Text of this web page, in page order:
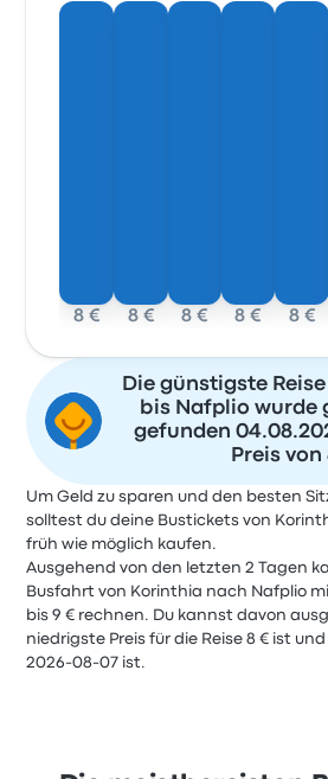
8 € 8 € 8 € 8 € 8 €
Die günstigste
bis Nafplio wurde
gefunden
Preis von
Um Geld zu sparen und den besten
solltest du deine Bustickets von
früh wie möglich kaufen.
Ausgehend von den letzten 2 Tagen
Busfahrt von Korinthia nach Nafplio
bis 9 € rechnen. Du kannst davon
niedrigste Preis für die Reise 8 € ist
2026-08-07 ist.